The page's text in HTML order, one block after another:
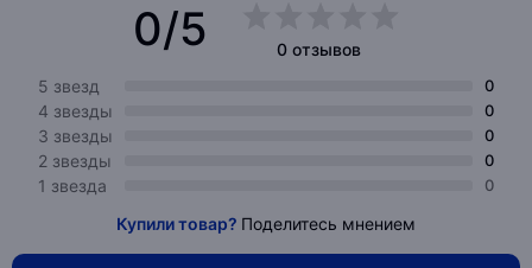
0/5
0 отзывов
5 звезд
0
4 звезды 0
3 звезды 0
2 звезды 0
1 звезда 0
Купили товар? Поделитесь мнением